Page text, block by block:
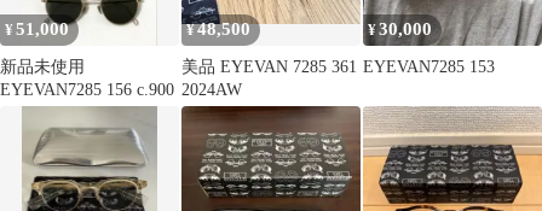
¥51,000
新品未使用
EYEVAN7285 156 c.900
¥48,500
美品 EYEVAN 7285 361
2024AW
¥30,000
EYEVAN7285 153